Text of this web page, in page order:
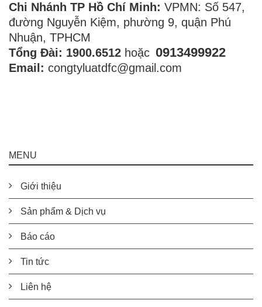
Chi Nhánh TP Hồ Chí Minh: VPMN: Số 547,
đường Nguyễn Kiệm, phường 9, quận Phú
Nhuận, TPHCM
Tổng Đài: 1900.6512 hoặc 0913499922
Email: congtyluatdfc@gmail.com
MENU
Giới thiệu
Sản phẩm & Dịch vụ
Báo cáo
Tin tức
Liên hệ